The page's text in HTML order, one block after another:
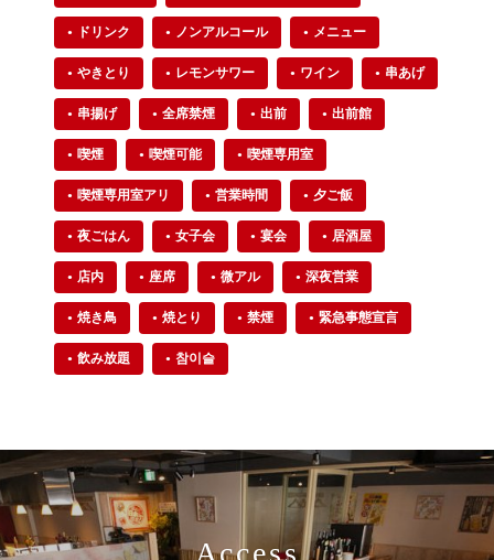
ドリンク ノンアルコール メニュー
やきとり レモンサワー ワイン 串あげ
串揚げ 全席禁煙 出前 出前館
喫煙 喫煙可能 喫煙専用室
喫煙専用室アリ 営業時間 夕ご飯
夜ごはん 女子会 宴会 居酒屋
店内 座席 微アル 深夜営業
焼き鳥 焼とり 禁煙 緊急事態宣言
飲み放題 참이슬
Access